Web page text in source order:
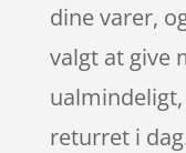
dine varer,
valgt at give
ualmindeligt,
returret i